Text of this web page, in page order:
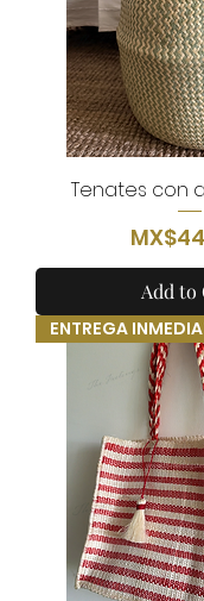
Tenates con
Price
Add to
ENTREGA